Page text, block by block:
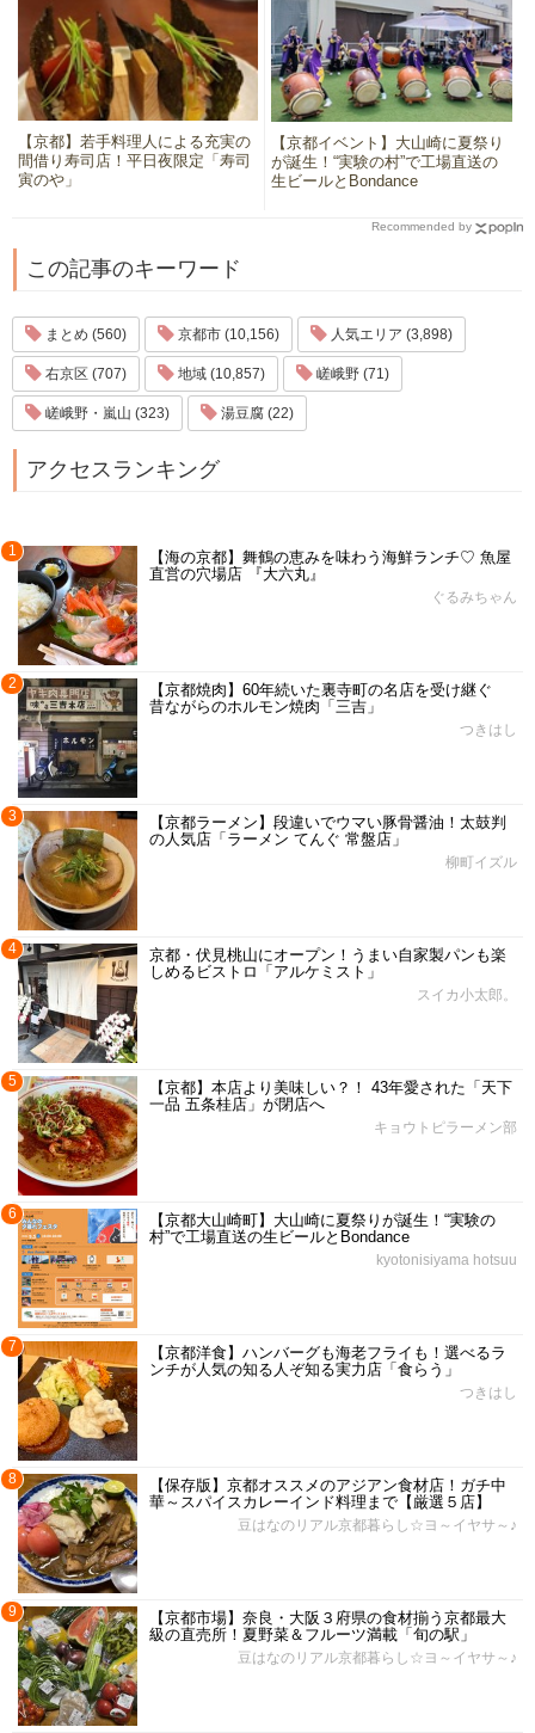
【京都】若手料理人による充実の
間借り寿司店！平日夜限定「寿司
寅のや」
【京都イベント】大山崎に夏祭り
が誕生！“実験の村”で工場直送の
生ビールとBondance
Recommended by
この記事のキーワード
まとめ (560) 京都市 (10,156) 人気エリア (3,898)
右京区 (707) 地域 (10,857) 嵯峨野 (71)
嵯峨野・嵐山 (323) 湯豆腐 (22)
アクセスランキング
1
【海の京都】舞鶴の恵みを味わう海鮮ランチ♡ 魚屋
直営の穴場店 『大六丸』
ぐるみちゃん
2
【京都焼肉】60年続いた裏寺町の名店を受け継ぐ
昔ながらのホルモン焼肉「三吉」
つきはし
3
【京都ラーメン】段違いでウマい豚骨醤油！太鼓判
の人気店「ラーメン てんぐ 常盤店」
柳町イズル
4
京都・伏見桃山にオープン！うまい自家製パンも楽
しめるビストロ「アルケミスト」
スイカ小太郎。
5
【京都】本店より美味しい？！ 43年愛された「天下
一品 五条桂店」が閉店へ
キョウトピラーメン部
6
【京都大山崎町】大山崎に夏祭りが誕生！“実験の
村”で工場直送の生ビールとBondance
kyotonisiyama hotsuu
7
【京都洋食】ハンバーグも海老フライも！選べるラ
ンチが人気の知る人ぞ知る実力店「食らう」
つきはし
8
【保存版】京都オススメのアジアン食材店！ガチ中
華～スパイスカレーインド料理まで【厳選５店】
豆はなのリアル京都暮らし☆ヨ～イヤサ～♪
9
【京都市場】奈良・大阪３府県の食材揃う京都最大
級の直売所！夏野菜＆フルーツ満載「旬の駅」
豆はなのリアル京都暮らし☆ヨ～イヤサ～♪